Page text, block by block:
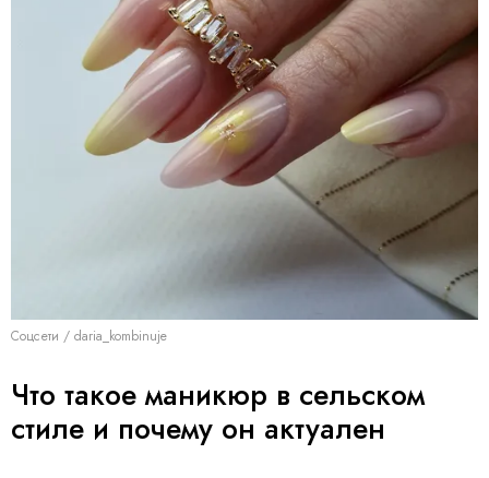
Соцсети / daria_kombinuje
Что такое маникюр в сельском
стиле и почему он актуален